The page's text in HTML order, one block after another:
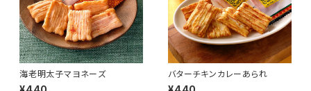
海老明太子マヨネーズ バターチキンカレーあられ